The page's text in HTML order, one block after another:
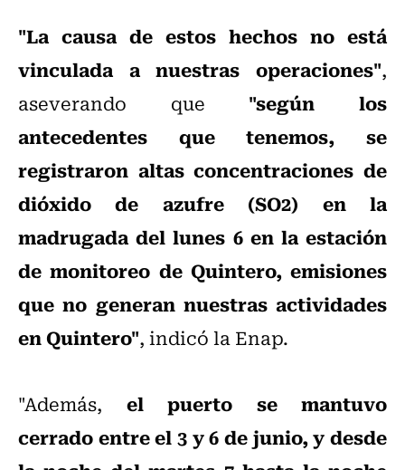
"La causa de estos hechos no está
vinculada a nuestras operaciones",
aseverando que "según los
antecedentes que tenemos, se
registraron altas concentraciones de
dióxido de azufre (SO2) en la
madrugada del lunes 6 en la estación
de monitoreo de Quintero, emisiones
que no generan nuestras actividades
en Quintero", indicó la Enap.
"Además, el puerto se mantuvo
cerrado entre el 3 y 6 de junio, y desde